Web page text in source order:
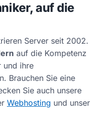
auf die
Server seit 2002.
auf die Kompetenz
und ihre
Brauchen Sie eine
Sie auch unsere
Webhosting und unser